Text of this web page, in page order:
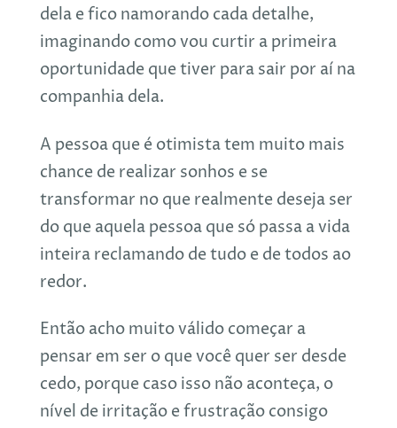
dela e fico namorando cada detalhe,
imaginando como vou curtir a primeira
oportunidade que tiver para sair por aí na
companhia dela.
A pessoa que é otimista tem muito mais
chance de realizar sonhos e se
transformar no que realmente deseja ser
do que aquela pessoa que só passa a vida
inteira reclamando de tudo e de todos ao
redor.
Então acho muito válido começar a
pensar em ser o que você quer ser desde
cedo, porque caso isso não aconteça, o
nível de irritação e frustração consigo